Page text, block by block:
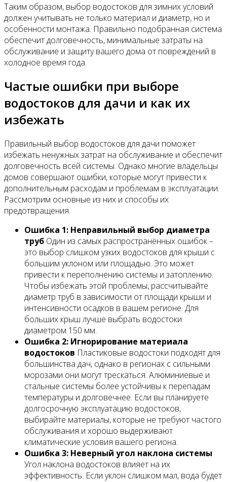
Таким образом, выбор водостоков для зимних условий
должен учитывать не только материал и диаметр, но и
особенности монтажа. Правильно подобранная система
обеспечит долговечность, минимальные затраты на
обслуживание и защиту вашего дома от повреждений в
холодное время года.
Частые ошибки при выборе
водостоков для дачи и как их
избежать
Правильный выбор водостоков для дачи поможет
избежать ненужных затрат на обслуживание и обеспечит
долговечность всей системы. Однако многие владельцы
домов совершают ошибки, которые могут привести к
дополнительным расходам и проблемам в эксплуатации.
Рассмотрим основные из них и способы их
предотвращения.
Ошибка 1: Неправильный выбор диаметра
труб Один из самых распространённых ошибок –
это выбор слишком узких водостоков для крыши с
большим уклоном или площадью. Это может
привести к переполнению системы и затоплению.
Чтобы избежать этой проблемы, рассчитывайте
диаметр труб в зависимости от площади крыши и
интенсивности осадков в вашем регионе. Для
больших крыш лучше выбрать водостоки
диаметром 150 мм.
Ошибка 2: Игнорирование материала
водостоков Пластиковые водостоки подходят для
большинства дач, однако в регионах с сильными
морозами они могут трескаться. Алюминиевые и
стальные системы более устойчивы к перепадам
температуры и долговечнее. Если вы планируете
долгосрочную эксплуатацию водостоков,
выбирайте материалы, которые не требуют частого
обслуживания и хорошо выдерживают
климатические условия вашего региона.
Ошибка 3: Неверный угол наклона системы
Угол наклона водостоков влияет на их
эффективность. Если уклон слишком мал, вода будет